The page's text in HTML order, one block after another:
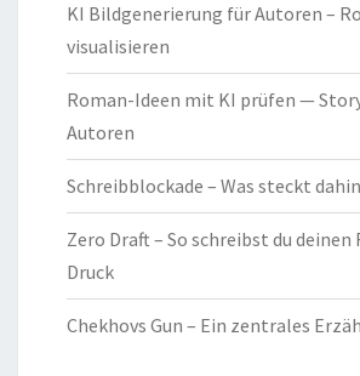
KI Bildgenerierung für Autoren –
visualisieren
Roman-Ideen mit KI prüfen —
Autoren
Schreibblockade – Was steckt
Zero Draft – So schreibst du deinen
Druck
Chekhovs Gun – Ein zentrales